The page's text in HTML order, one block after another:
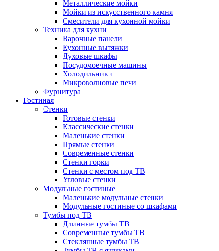
Металлические мойки
Мойки из искусственного камня
Смесители для кухонной мойки
Техника для кухни
Варочные панели
Кухонные вытяжки
Духовые шкафы
Посудомоечные машины
Холодильники
Микроволновые печи
Фурнитура
Гостиная
Стенки
Готовые стенки
Классические стенки
Маленькие стенки
Прямые стенки
Современные стенки
Стенки горки
Стенки с местом под ТВ
Угловые стенки
Модульные гостиные
Маленькие модульные стенки
Модульные гостиные со шкафами
Тумбы под ТВ
Длинные тумбы ТВ
Современные тумбы ТВ
Стеклянные тумбы ТВ